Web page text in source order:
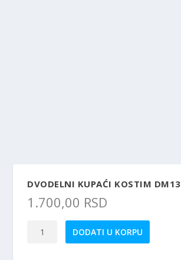
DVODELNI KUPAĆI KOSTIM DM13
1.700,00 RSD
DODATI U KORPU